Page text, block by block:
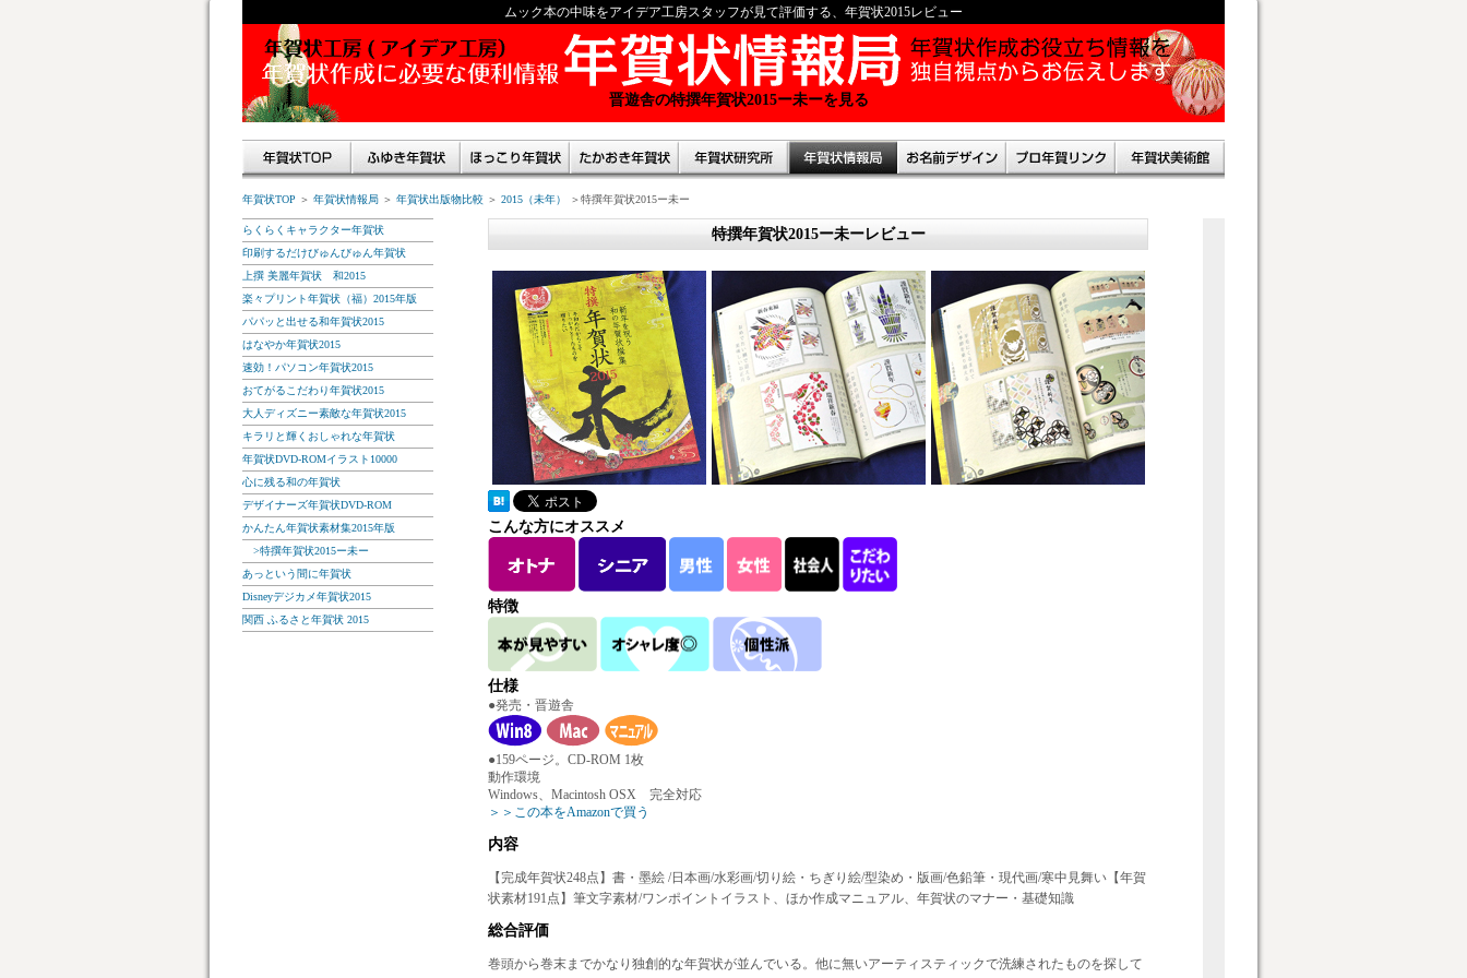
ムック本の中味をアイデア工房スタッフが見て評価する、年賀状2015レビュー
晋遊舎の特撰年賀状2015ー未ーを見る
年賀状TOP ＞ 年賀状情報局 ＞ 年賀状出版物比較 ＞ 2015（未年） ＞特撰年賀状2015ー未ー
特撰年賀状2015ー未ーレビュー
こんな方にオススメ
特徴
仕様
●発売・晋遊舎
●159ページ。CD-ROM 1枚
動作環境
Windows、Macintosh OSX 完全対応
＞＞この本をAmazonで買う
内容
【完成年賀状248点】書・墨絵 /日本画/水彩画/切り絵・ちぎり絵/型染め・版画/色鉛筆・現代画/寒中見舞い【年賀
状素材191点】筆文字素材/ワンポイントイラスト、ほか作成マニュアル、年賀状のマナー・基礎知識
総合評価
巻頭から巻末までかなり独創的な年賀状が並んでいる。他に無いアーティスティックで洗練されたものを探して
らくらくキャラクター年賀状
印刷するだけびゅんびゅん年賀状
上撰 美麗年賀状 和2015
楽々プリント年賀状（福）2015年版
パパッと出せる和年賀状2015
はなやか年賀状2015
速効！パソコン年賀状2015
おてがるこだわり年賀状2015
大人ディズニー素敵な年賀状2015
キラリと輝くおしゃれな年賀状
年賀状DVD-ROMイラスト10000
心に残る和の年賀状
デザイナーズ年賀状DVD-ROM
かんたん年賀状素材集2015年版
>特撰年賀状2015ー未ー
あっという間に年賀状
Disneyデジカメ年賀状2015
関西 ふるさと年賀状 2015